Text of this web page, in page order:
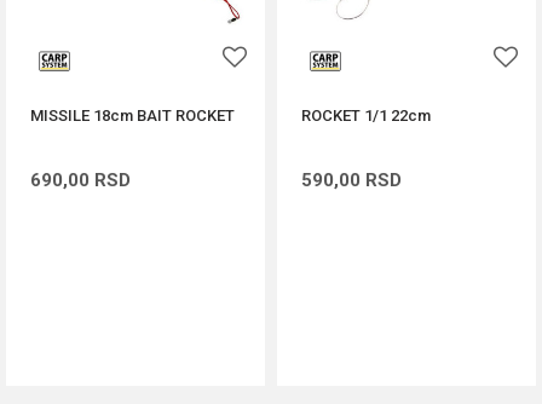
MISSILE 18cm BAIT ROCKET
690,00 RSD
ROCKET 1/1 22cm
590,00 RSD